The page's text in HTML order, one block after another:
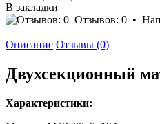
В закладки
Отзывов: 0 •
Описание Отзывы (0)
Двухсекционный
Характеристики: